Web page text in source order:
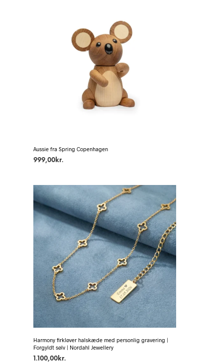
Aussie fra Spring Copenhagen
999,00kr.
Harmony firkløver halskæde med personlig gravering |
Forgyldt sølv | Nordahl Jewellery
1.100,00kr.